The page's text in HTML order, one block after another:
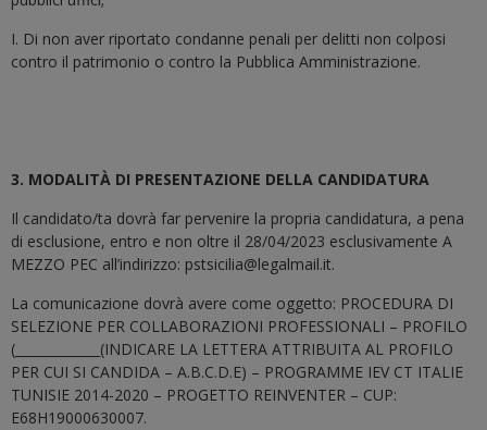
I. Di non aver riportato condanne penali per delitti non colposi
contro il patrimonio o contro la Pubblica Amministrazione.
3. MODALITÀ DI PRESENTAZIONE DELLA CANDIDATURA
Il candidato/ta dovrà far pervenire la propria candidatura, a pena
di esclusione, entro e non oltre il 28/04/2023 esclusivamente A
MEZZO PEC all’indirizzo: pstsicilia@legalmail.it.
La comunicazione dovrà avere come oggetto: PROCEDURA DI
SELEZIONE PER COLLABORAZIONI PROFESSIONALI – PROFILO
(_____________(INDICARE LA LETTERA ATTRIBUITA AL PROFILO
PER CUI SI CANDIDA – A.B.C.D.E) – PROGRAMME IEV CT ITALIE
TUNISIE 2014-2020 – PROGETTO REINVENTER – CUP:
E68H19000630007.